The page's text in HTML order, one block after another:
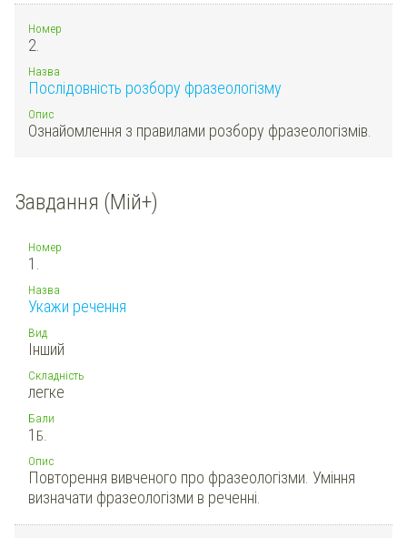
Номер
2.
Назва
Послідовність розбору фразеологізму
Опис
Ознайомлення з правилами розбору фразеологізмів.
Завдання (Мій+)
Номер
1.
Назва
Укажи речення
Вид
Інший
Складність
легке
Бали
1 Б.
Опис
Повторення вивченого про фразеологізми. Уміння
визначати фразеологізми в реченні.